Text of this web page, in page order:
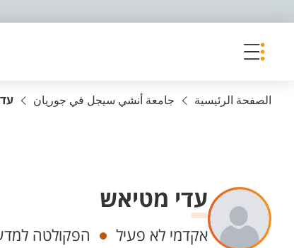
الصفحة الرئيسية جامعة أنشي سيجل في جوريان
עדי מטיאש
Departments
אקדמי לא פעיל הפקולטה